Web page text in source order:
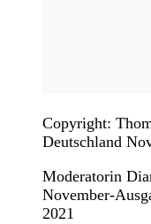
Copyright:
Deutschland
Moderatorin
November-
2021